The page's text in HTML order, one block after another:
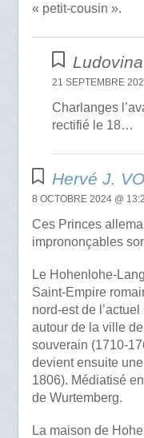
« petit-cousin ».
Ludovina
21 SEPTEMBRE
Charlanges
rectifié le 18…
Hervé J.
8 OCTOBRE 2024 @
Ces Princes
imprononçables
Le Hohenlohe-
Saint-Empire
nord-est de
autour de la ville
souverain (1710-
devient ensuite
1806). Médiatisé
de Wurtemberg.
La maison de